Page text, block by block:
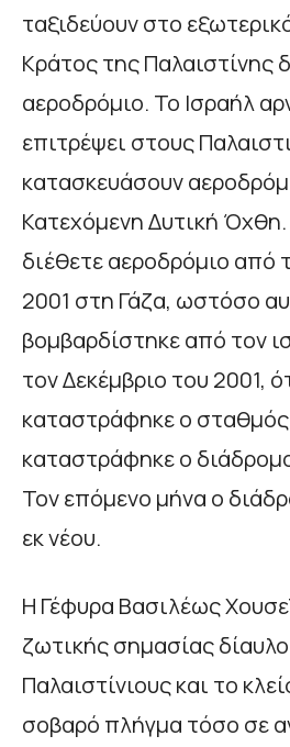
ταξιδεύουν στο
Κράτος της Παλαιστίνης
αεροδρόμιο. Το Ισραήλ
επιτρέψει στους
κατασκευάσουν
Κατεχόμενη Δυτική
διέθετε αεροδρόμιο από
2001 στη Γάζα, ωστόσο
βομβαρδίστηκε από τον
τον Δεκέμβριο του 2001,
καταστράφηκε ο σταθμός
καταστράφηκε ο
Τον επόμενο μήνα ο
εκ νέου.
Η Γέφυρα Βασιλέως
ζωτικής σημασίας
Παλαιστίνιους και το
σοβαρό πλήγμα τόσο σε